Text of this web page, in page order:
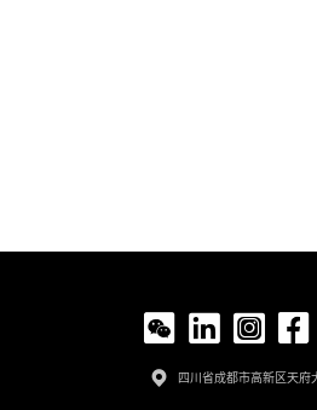
四川省成都市高新区天府